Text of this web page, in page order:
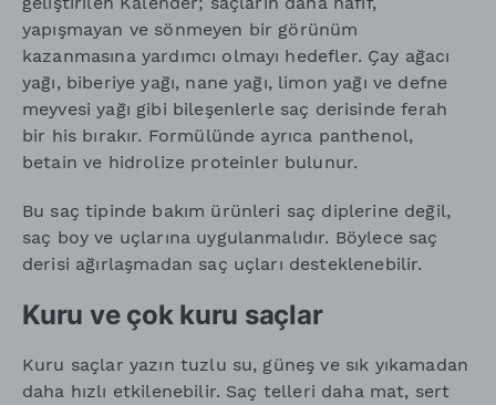
yapışmayan ve sönmeyen bir görünüm
kazanmasına yardımcı olmayı hedefler. Çay ağacı
yağı, biberiye yağı, nane yağı, limon yağı ve defne
meyvesi yağı gibi bileşenlerle saç derisinde ferah
bir his bırakır. Formülünde ayrıca panthenol,
betain ve hidrolize proteinler bulunur.
Bu saç tipinde bakım ürünleri saç diplerine değil,
saç boy ve uçlarına uygulanmalıdır. Böylece saç
derisi ağırlaşmadan saç uçları desteklenebilir.
Kuru ve çok kuru saçlar
Kuru saçlar yazın tuzlu su, güneş ve sık yıkamadan
daha hızlı etkilenebilir. Saç telleri daha mat, sert